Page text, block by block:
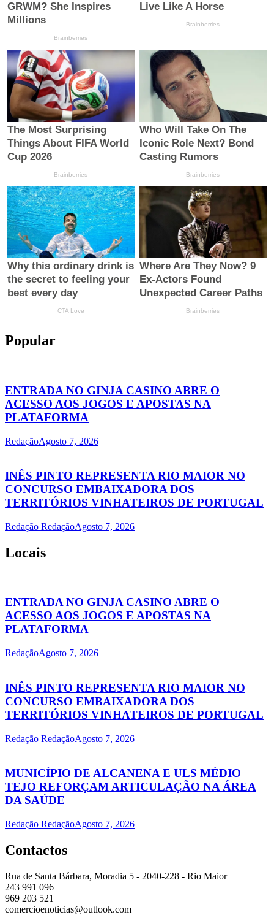
Popular
ENTRADA NO GINJA CASINO ABRE O
ACESSO AOS JOGOS E APOSTAS NA
PLATAFORMA
RedaçãoAgosto 7, 2026
INÊS PINTO REPRESENTA RIO MAIOR NO
CONCURSO EMBAIXADORA DOS
TERRITÓRIOS VINHATEIROS DE PORTUGAL
Redação RedaçãoAgosto 7, 2026
Locais
ENTRADA NO GINJA CASINO ABRE O
ACESSO AOS JOGOS E APOSTAS NA
PLATAFORMA
RedaçãoAgosto 7, 2026
INÊS PINTO REPRESENTA RIO MAIOR NO
CONCURSO EMBAIXADORA DOS
TERRITÓRIOS VINHATEIROS DE PORTUGAL
Redação RedaçãoAgosto 7, 2026
MUNICÍPIO DE ALCANENA E ULS MÉDIO
TEJO REFORÇAM ARTICULAÇÃO NA ÁREA
DA SAÚDE
Redação RedaçãoAgosto 7, 2026
Contactos
Rua de Santa Bárbara, Moradia 5 - 2040-228 - Rio Maior
243 991 096
969 203 521
comercioenoticias@outlook.com